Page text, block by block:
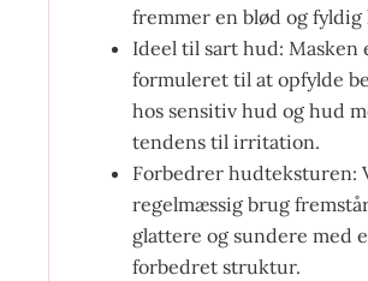
fremmer en blød og fyldig
Ideel til sart hud: Masken
formuleret til at opfylde
hos sensitiv hud og hud
tendens til irritation.
Forbedrer hudteksturen:
regelmæssig brug
glattere og sundere med
forbedret struktur.